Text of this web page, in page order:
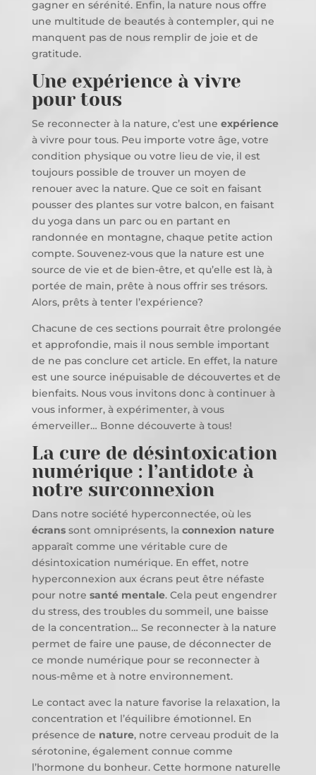
gagner en sérénité. Enfin, la nature nous offre
une multitude de beautés à contempler, qui ne
manquent pas de nous remplir de joie et de
gratitude.
Une expérience à vivre
pour tous
Se reconnecter à la nature, c’est une expérience
à vivre pour tous. Peu importe votre âge, votre
condition physique ou votre lieu de vie, il est
toujours possible de trouver un moyen de
renouer avec la nature. Que ce soit en faisant
pousser des plantes sur votre balcon, en faisant
du yoga dans un parc ou en partant en
randonnée en montagne, chaque petite action
compte. Souvenez-vous que la nature est une
source de vie et de bien-être, et qu’elle est là, à
portée de main, prête à nous offrir ses trésors.
Alors, prêts à tenter l’expérience?
Chacune de ces sections pourrait être prolongée
et approfondie, mais il nous semble important
de ne pas conclure cet article. En effet, la nature
est une source inépuisable de découvertes et de
bienfaits. Nous vous invitons donc à continuer à
vous informer, à expérimenter, à vous
émerveiller… Bonne découverte à tous!
La cure de désintoxication
numérique : l’antidote à
notre surconnexion
Dans notre société hyperconnectée, où les
écranssont omniprésents, la connexion nature
apparaît comme une véritable cure de
désintoxication numérique. En effet, notre
hyperconnexion aux écrans peut être néfaste
pour notre santé mentale. Cela peut engendrer
du stress, des troubles du sommeil, une baisse
de la concentration… Se reconnecter à la nature
permet de faire une pause, de déconnecter de
ce monde numérique pour se reconnecter à
nous-même et à notre environnement.
Le contact avec la nature favorise la relaxation, la
concentration et l’équilibre émotionnel. En
présence de nature, notre cerveau produit de la
sérotonine, également connue comme
l’hormone du bonheur. Cette hormone naturelle